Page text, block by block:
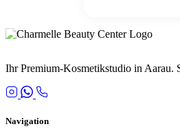
Ihr Premium-Kosmetikstudio in Aarau.
Navigation